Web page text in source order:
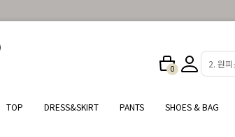
0 4. 셔츠
TOP DRESS&SKIRT PANTS SHOES & BAG
여름철 필수